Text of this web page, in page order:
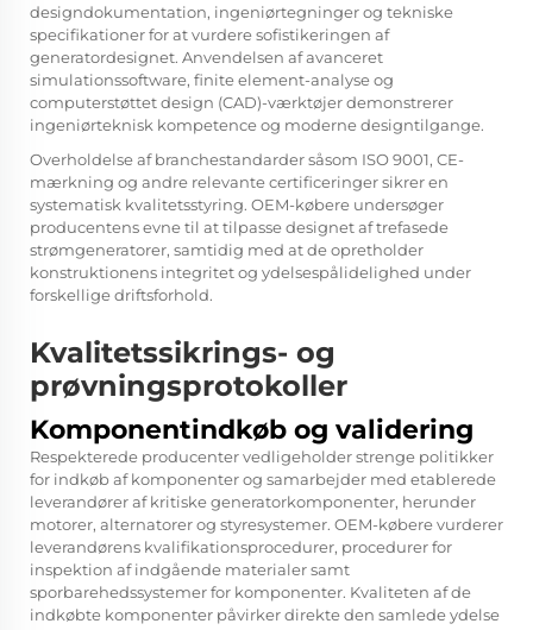
designdokumentation, ingeniørtegninger og tekniske
specifikationer for at vurdere sofistikeringen af
generatordesignet. Anvendelsen af avanceret
simulationssoftware, finite element-analyse og
computerstøttet design (CAD)-værktøjer demonstrerer
ingeniørteknisk kompetence og moderne designtilgange.
Overholdelse af branchestandarder såsom ISO 9001, CE-
mærkning og andre relevante certificeringer sikrer en
systematisk kvalitetsstyring. OEM-købere undersøger
producentens evne til at tilpasse designet af trefasede
strømgeneratorer, samtidig med at de opretholder
konstruktionens integritet og ydelsespålidelighed under
forskellige driftsforhold.
Kvalitetssikrings- og
prøvningsprotokoller
Komponentindkøb og validering
Respekterede producenter vedligeholder strenge politikker
for indkøb af komponenter og samarbejder med etablerede
leverandører af kritiske generatorkomponenter, herunder
motorer, alternatorer og styresystemer. OEM-købere vurderer
leverandørens kvalifikationsprocedurer, procedurer for
inspektion af indgående materialer samt
sporbarehedssystemer for komponenter. Kvaliteten af de
indkøbte komponenter påvirker direkte den samlede ydelse